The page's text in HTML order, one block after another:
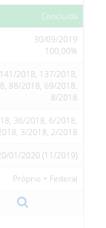
Concluída
30/09/2019
100,00%
141/2018, 137/2018,
88/2018, 69/2018,
8/2018
36/2018, 6/2018,
3/2018, 2/2018
01/2020 (11/2019)
Próprio + Federal